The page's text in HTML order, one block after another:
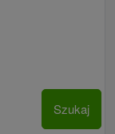
Szukaj